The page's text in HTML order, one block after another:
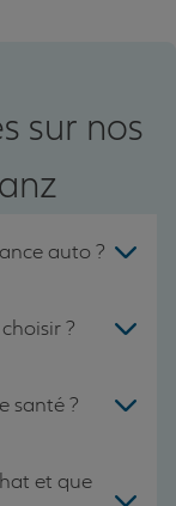
sur nos
auto ?
?
santé ?
et que